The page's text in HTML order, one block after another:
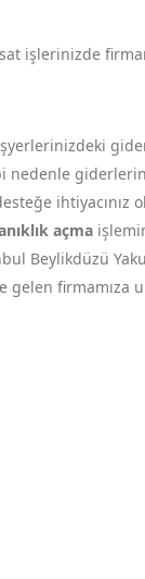
işlerinizde
nedenle
ihtiyacınız
açma
Beylikdüzü
gelen firmamıza